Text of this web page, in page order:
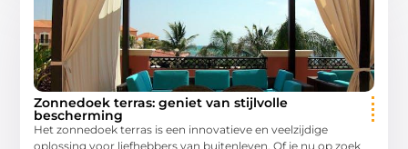
Zonnedoek terras: geniet van stijlvolle
bescherming
Het zonnedoek terras is een innovatieve en veelzijdige
oplossing voor liefhebbers van buitenleven. Of je nu op zoek